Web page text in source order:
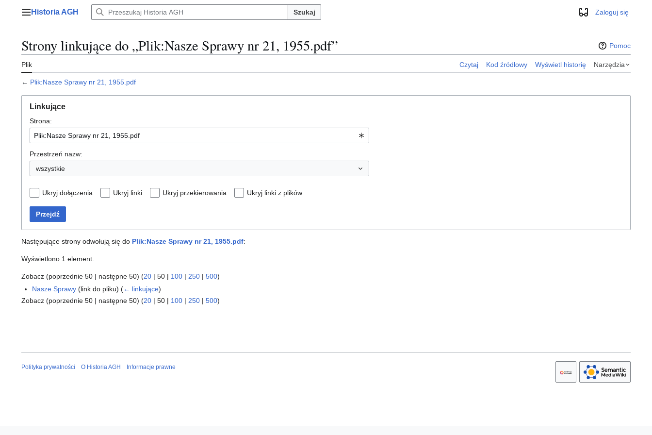
Menu główne
Historia AGH Szukaj WyglądZaloguj się
Strony linkujące do „Plik:Nasze Sprawy nr 21, 1955.pdf” Pomoc
Plik Czytaj Kod źródłowy Wyświetl historię Narzędzia
← Plik:Nasze Sprawy nr 21, 1955.pdf
Linkujące
Strona:
Przestrzeń nazw:
wszystkie
Ukryj dołączenia Ukryj linki Ukryj przekierowania Ukryj linki z plików
Przejdź
Następujące strony odwołują się do Plik:Nasze Sprawy nr 21, 1955.pdf:
Wyświetlono 1 element.
Zobacz (poprzednie 50 | następne 50) (20 | 50 | 100 | 250 | 500)
Nasze Sprawy (link do pliku)(← linkujące)
Zobacz (poprzednie 50 | następne 50) (20 | 50 | 100 | 250 | 500)
Polityka prywatności O Historia AGH Informacje prawne